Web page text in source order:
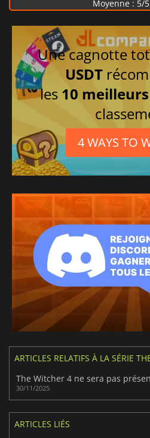
Moyenne : 5/5
Une cagnotte
USDT
les 10
4 WAYS TO
ARTICLES RELATIFS À LA SÉRIE
30/11/2025
ARTICLES LIÉS